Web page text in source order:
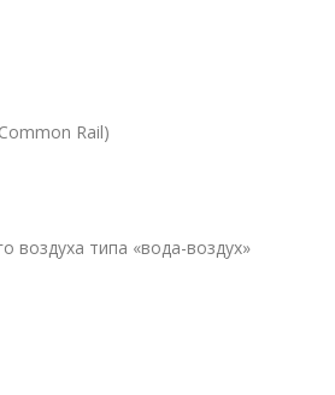
Rail)
воздуха типа «вода-воздух»